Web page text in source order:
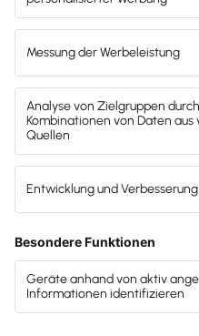
Mithilfe von KI
und effizient vorbereiten
Analysen von
Mit KI verschiedene
simulieren
Die Serie: KI in der
Teil 4 unserer Serie
Einsatz von Künstlicher
Analyse und Strategie
müssen schon längst
ausgewertet werden -
ermöglichen es Ihnen,
durchforsten, Fehler bei
gehobene
können.
Autor:in:Carola Heine